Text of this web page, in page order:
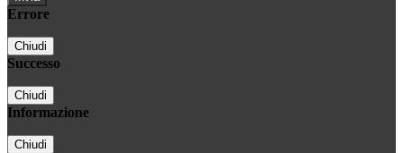
Errore
Chiudi
Successo
Chiudi
Informazione
Chiudi